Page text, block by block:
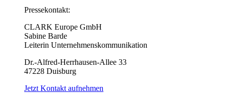
Pressekontakt:
CLARK Europe GmbH
Sabine Barde
Leiterin Unternehmenskommunikation
Dr.-Alfred-Herrhausen-Allee 33
47228 Duisburg
Jetzt Kontakt aufnehmen